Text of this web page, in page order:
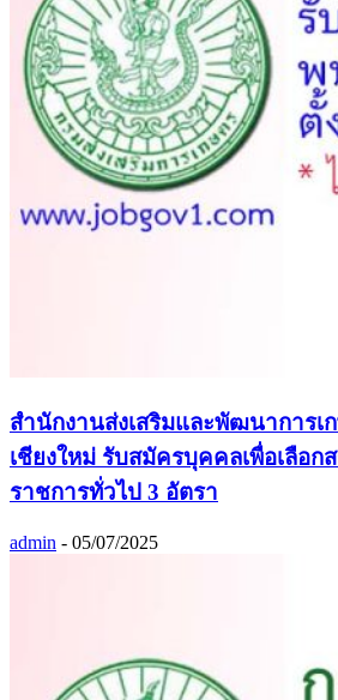
สำนักงานส่งเสริมและพัฒนาการเ
เชียงใหม่ รับสมัครบุคคลเพื่อเลือก
ราชการทั่วไป 3 อัตรา
admin - 05/07/2025